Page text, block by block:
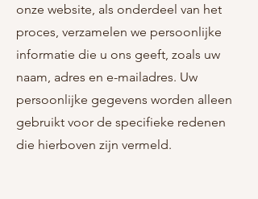
onze website, als onderdeel van het
proces, verzamelen we persoonlijke
informatie die u ons geeft, zoals uw
naam, adres en e-mailadres. Uw
persoonlijke gegevens worden alleen
gebruikt voor de specifieke redenen
die hierboven zijn vermeld.